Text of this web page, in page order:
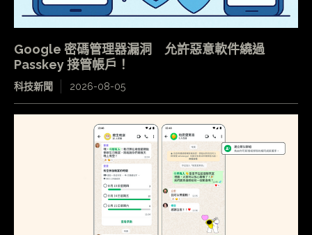
Google 密碼管理器漏洞 允許惡意軟件繞過
Passkey 接管帳戶！
科技新聞 2026-08-05